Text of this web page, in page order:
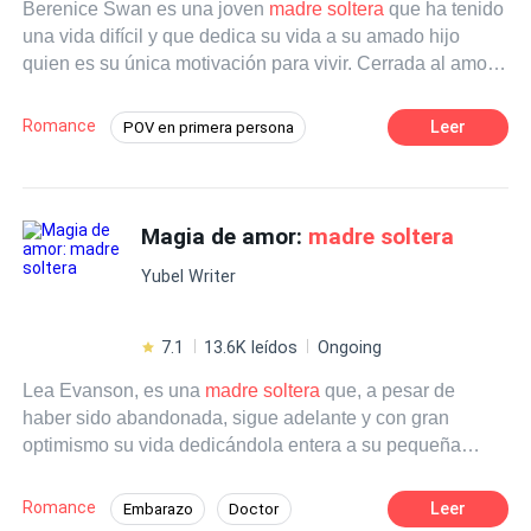
Berenice Swan es una joven madre soltera que ha tenido
una vida difícil y que dedica su vida a su amado hijo
quien es su única motivación para vivir. Cerrada al amor,
después de haber sido abandonada por aquel que le juro
amor eterno. Emerson Harker, es un hombre
hombre receloso del mundo. Sin embargo, la vida de
ambos cambiara, cuando el destino reúna a jefe y
asistente en la vida fuera del trabajo, y sus caminos
los demás en los brazos de aquellamadre soltera
Romance POV en primera persona
Traición Ritmo Rápido CEO
Amor de casados
Leer
Magia de amor: madre soltera
Yubel Writer
7.1 13.6K leídos Ongoing
Lea Evanson, es una madre soltera que, a pesar de
haber sido abandonada, sigue adelante y con gran
optimismo su vida dedicándola entera a su pequeña
repelente de hombres. Resignada a nunca encontrar de
Romance Embarazo Doctor Leer